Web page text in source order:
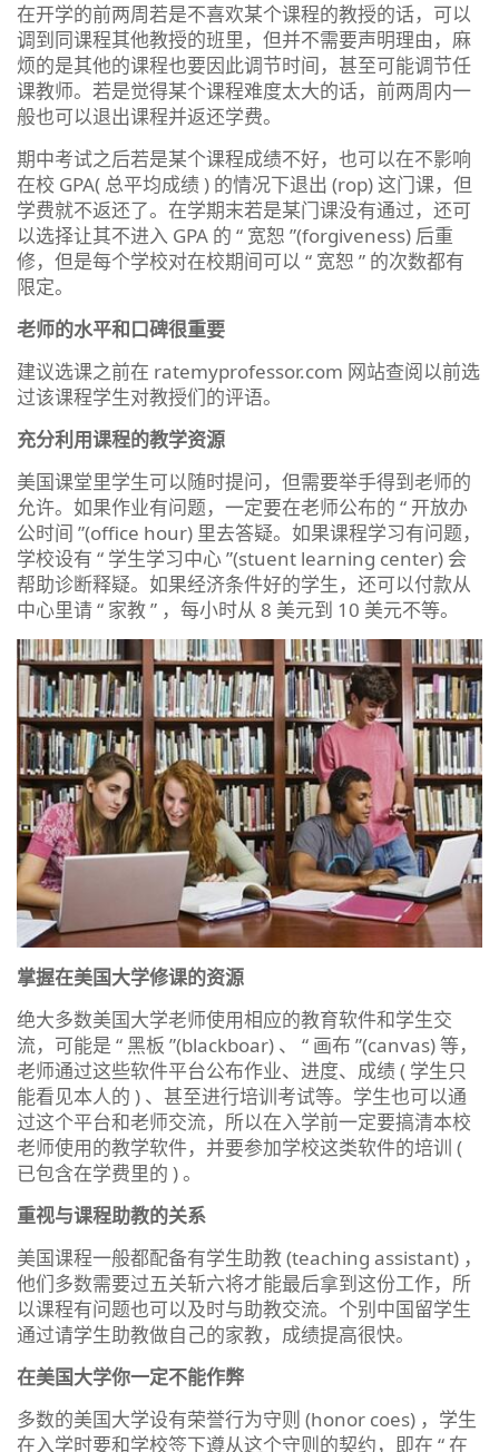
在开学的前两周若是不喜欢某个课程的教授的话，可以
调到同课程其他教授的班里，但并不需要声明理由，麻
烦的是其他的课程也要因此调节时间，甚至可能调节任
课教师。若是觉得某个课程难度太大的话，前两周内一
般也可以退出课程并返还学费。
期中考试之后若是某个课程成绩不好，也可以在不影响
在校 GPA( 总平均成绩 ) 的情况下退出 (rop) 这门课，但
学费就不返还了。在学期末若是某门课没有通过，还可
以选择让其不进入 GPA 的 “ 宽恕 ”(forgiveness) 后重
修，但是每个学校对在校期间可以 “ 宽恕 ” 的次数都有
限定。
老师的水平和口碑很重要
建议选课之前在 ratemyprofessor.com 网站查阅以前选
过该课程学生对教授们的评语。
充分利用课程的教学资源
美国课堂里学生可以随时提问，但需要举手得到老师的
允许。如果作业有问题，一定要在老师公布的 “ 开放办
公时间 ”(office hour) 里去答疑。如果课程学习有问题，
学校设有 “ 学生学习中心 ”(stuent learning center) 会
帮助诊断释疑。如果经济条件好的学生，还可以付款从
中心里请 “ 家教 ” ，每小时从 8 美元到 10 美元不等。
掌握在美国大学修课的资源
绝大多数美国大学老师使用相应的教育软件和学生交
流，可能是 “ 黑板 ”(blackboar) 、 “ 画布 ”(canvas) 等，
老师通过这些软件平台公布作业、进度、成绩 ( 学生只
能看见本人的 ) 、甚至进行培训考试等。学生也可以通
过这个平台和老师交流，所以在入学前一定要搞清本校
老师使用的教学软件，并要参加学校这类软件的培训 (
已包含在学费里的 ) 。
重视与课程助教的关系
美国课程一般都配备有学生助教 (teaching assistant) ，
他们多数需要过五关斩六将才能最后拿到这份工作，所
以课程有问题也可以及时与助教交流。个别中国留学生
通过请学生助教做自己的家教，成绩提高很快。
在美国大学你一定不能作弊
多数的美国大学设有荣誉行为守则 (honor coes) ，学生
在入学时要和学校签下遵从这个守则的契约，即在 “ 在